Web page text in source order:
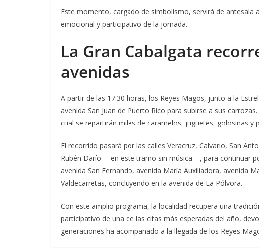
Este momento, cargado de simbolismo, servirá de antesala
emocional y participativo de la jornada.
La Gran Cabalgata
avenidas
A partir de las 17:30 horas, los Reyes Magos, junto a la
avenida San Juan de Puerto Rico para subirse a sus
cual se repartirán miles de caramelos, juguetes, golosinas y
El recorrido pasará por las calles Veracruz, Calvario, San
Rubén Darío —en este tramo sin música—, para continuar
avenida San Fernando, avenida María Auxiliadora, avenida
Valdecarretas, concluyendo en la avenida de La Pólvora.
Con este amplio programa, la localidad recupera una
participativo de una de las citas más esperadas del año,
generaciones ha acompañado a la llegada de los Reyes